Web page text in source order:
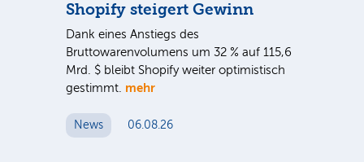
Shopify steigert Gewinn
Dank eines Anstiegs des
Bruttowarenvolumens um 32 % auf 115,6
Mrd. $ bleibt Shopify weiter optimistisch
gestimmt. mehr
News 06.08.26